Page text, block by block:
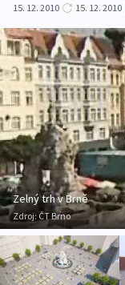
15. 12. 2010
15. 12. 2010
Zelný trh v Brně
Zdroj: ČT Brno